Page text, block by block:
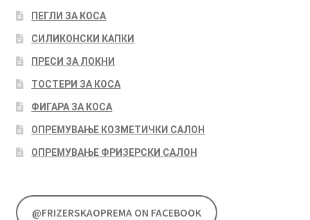
ПЕГЛИ ЗА КОСА
СИЛИКОНСКИ КАПКИ
ПРЕСИ ЗА ЛОКНИ
ТОСТЕРИ ЗА КОСА
ФИГАРА ЗА КОСА
ОПРЕМУВАЊЕ КОЗМЕТИЧКИ САЛОН
ОПРЕМУВАЊЕ ФРИЗЕРСКИ САЛОН
@FRIZERSKAOPREMA ON FACEBOOK